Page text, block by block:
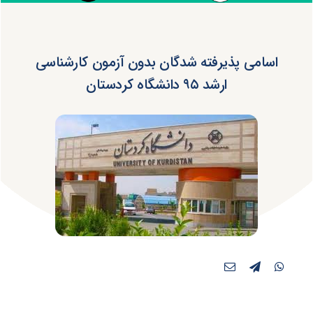
اسامی پذیرفته شدگان بدون آزمون کارشناسی
ارشد ۹۵ دانشگاه کردستان